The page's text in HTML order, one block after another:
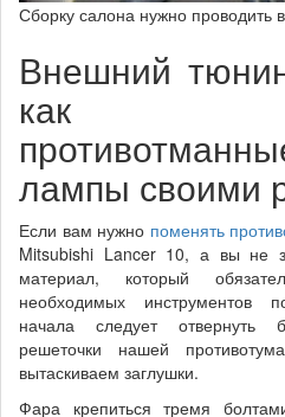
Сборку салона нужно проводить
Внешний
как
лампы своими
Если вам нужно поменять
Mitsubishi Lancer 10, а вы не
материал, который
необходимых инструментов
начала следует отвернуть
решеточки нашей
вытаскиваем заглушки.
Фара крепиться тремя